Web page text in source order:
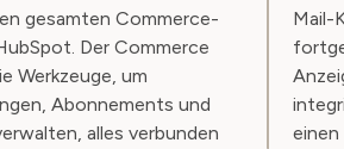
gesamten Commerce-
Der Commerce
Werkzeuge, um
Abonnements und
alles verbunden
Mail-